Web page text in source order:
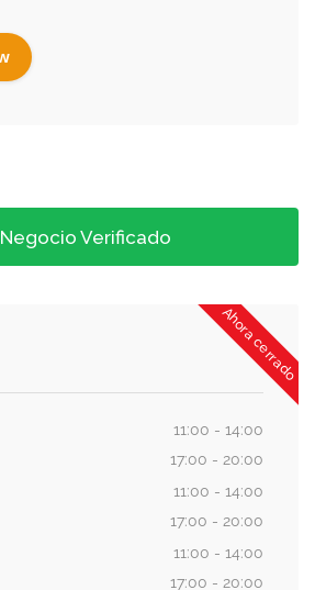
Negocio Verificado
Ahora cerrado
11:00 - 14:00
17:00 - 20:00
11:00 - 14:00
17:00 - 20:00
11:00 - 14:00
17:00 - 20:00